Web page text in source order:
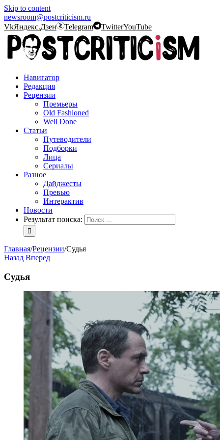
Skip to content
newsroom@postcriticism.ru
VkЯндекс.Дзен Telegram TwitterYouTube
Навигатор
Редакция
Рецензии
Премьеры
Old Fashioned
Well Done
Статьи
Путеводители
Подборки
Лица
Сериалы
Разное
Дайджесты
Превью
Интерактив
Новости
Результат поиска:
Главная/Рецензии/Судья
Назад Вперед
Судья